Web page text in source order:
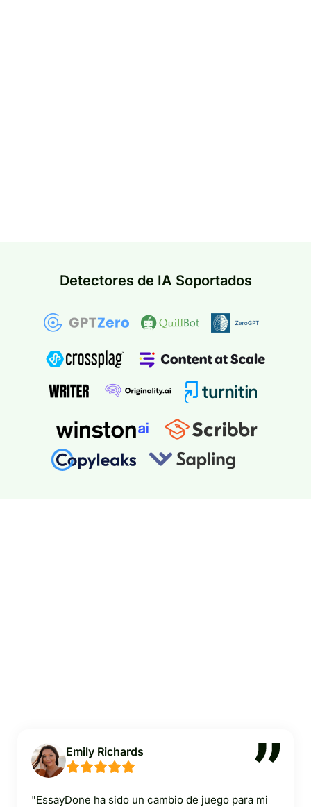
Detectores de IA Soportados
Emily Richards
"EssayDone ha sido un cambio de juego para mi